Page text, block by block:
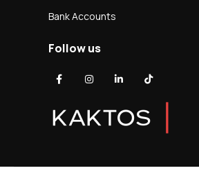
Bank Accounts
Follow us